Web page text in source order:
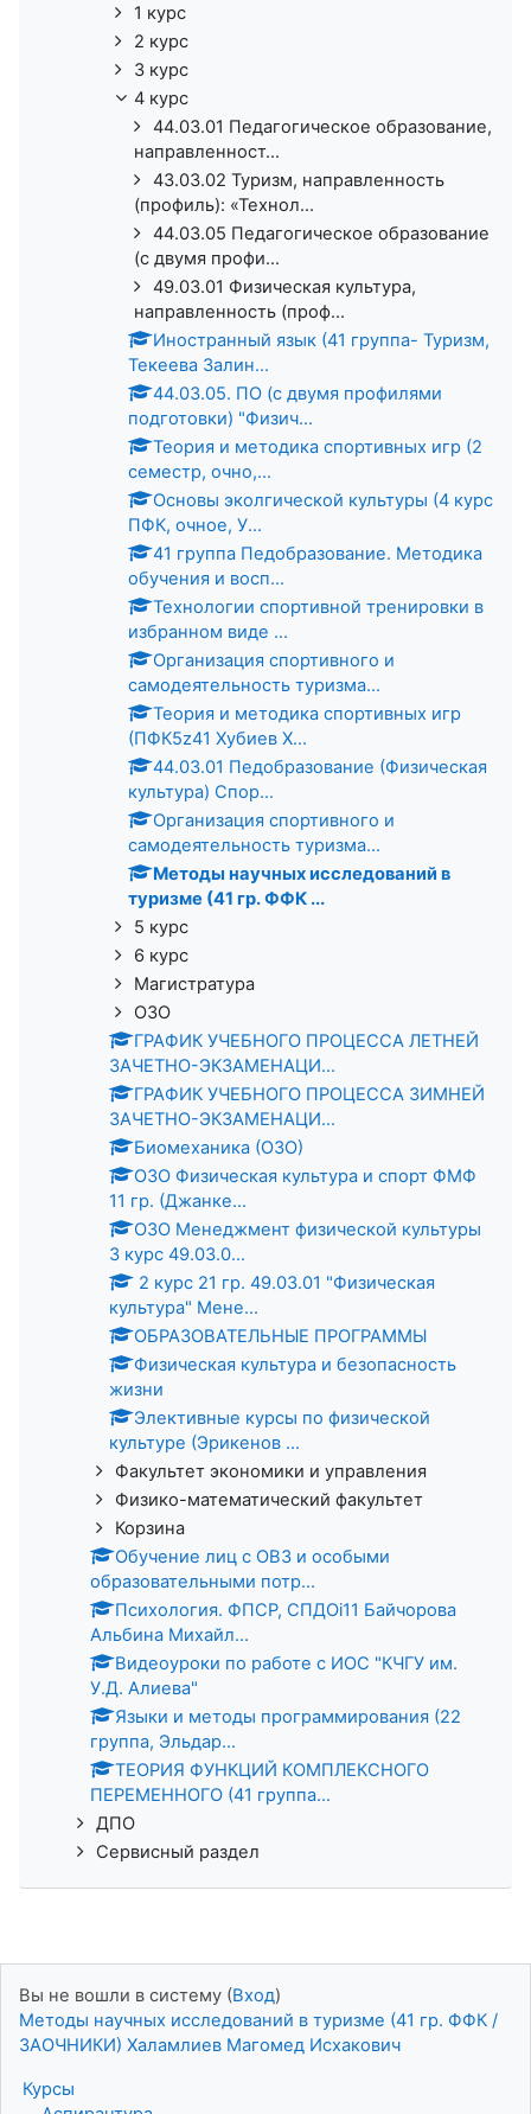
1 курс
2 курс
3 курс
4 курс
44.03.01 Педагогическое образование,
направленност...
43.03.02 Туризм, направленность
(профиль): «Технол...
44.03.05 Педагогическое образование
(с двумя профи...
49.03.01 Физическая культура,
направленность (проф...
Иностранный язык (41 группа- Туризм,
Текеева Залин...
44.03.05. ПО (с двумя профилями
подготовки) "Физич...
Теория и методика спортивных игр (2
семестр, очно,...
Основы эколгической культуры (4 курс
ПФК, очное, У...
41 группа Педобразование. Методика
обучения и восп...
Технологии спортивной тренировки в
избранном виде ...
Организация спортивного и
самодеятельность туризма...
Теория и методика спортивных игр
(ПФК5z41 Хубиев Х...
44.03.01 Педобразование (Физическая
культура) Спор...
Организация спортивного и
самодеятельность туризма...
Методы научных исследований в
туризме (41 гр. ФФК ...
5 курс
6 курс
Магистратура
ОЗО
ГРАФИК УЧЕБНОГО ПРОЦЕССА ЛЕТНЕЙ
ЗАЧЕТНО-ЭКЗАМЕНАЦИ...
ГРАФИК УЧЕБНОГО ПРОЦЕССА ЗИМНЕЙ
ЗАЧЕТНО-ЭКЗАМЕНАЦИ...
Биомеханика (ОЗО)
ОЗО Физическая культура и спорт ФМФ
11 гр. (Джанке...
ОЗО Менеджмент физической культуры
3 курс 49.03.0...
2 курс 21 гр. 49.03.01 "Физическая
культура" Мене...
ОБРАЗОВАТЕЛЬНЫЕ ПРОГРАММЫ
Физическая культура и безопасность
жизни
Элективные курсы по физической
культуре (Эрикенов ...
Факультет экономики и управления
Физико-математический факультет
Корзина
Обучение лиц с ОВЗ и особыми
образовательными потр...
Психология. ФПСР, СПДОi11 Байчорова
Альбина Михайл...
Видеоуроки по работе с ИОС "КЧГУ им.
У.Д. Алиева"
Языки и методы программирования (22
группа, Эльдар...
ТЕОРИЯ ФУНКЦИЙ КОМПЛЕКСНОГО
ПЕРЕМЕННОГО (41 группа...
ДПО
Сервисный раздел
Вы не вошли в систему (Вход)
Методы научных исследований в туризме (41 гр. ФФК /
ЗАОЧНИКИ) Халамлиев Магомед Исхакович
Курсы